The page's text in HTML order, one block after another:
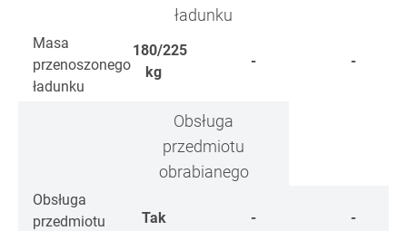
ładunku
Masa
przenoszonego
ładunku
180/225
kg
- -
Obsługa
przedmiotu
obrabianego
Obsługa
przedmiotu
Tak - -